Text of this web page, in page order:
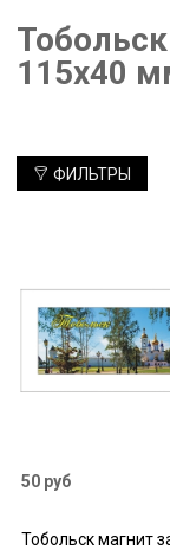
115х40
ФИЛЬТРЫ
50 руб
Тобольск магнит